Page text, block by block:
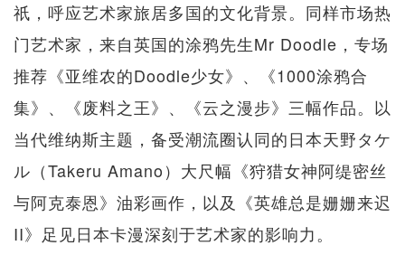
祇，呼应艺术家旅居多国的文化背景。同样市场热
门艺术家，来自英国的涂鸦先生Mr Doodle，专场
推荐《亚维农的Doodle少女》、《1000涂鸦合
集》、《废料之王》、《云之漫步》三幅作品。以
当代维纳斯主题，备受潮流圈认同的日本天野タケ
ル（Takeru Amano）大尺幅《狩猎女神阿缇密丝
与阿克泰恩》油彩画作，以及《英雄总是姗姗来迟
II》足见日本卡漫深刻于艺术家的影响力。